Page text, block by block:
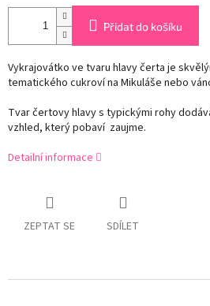
Přidat do košíku
Vykrajovátko ve tvaru hlavy čerta je
tematického cukroví na Mikuláše nebo
Tvar čertovy hlavy s typickými rohy
vzhled, který pobaví zaujme.
Detailní informace
ZEPTAT SE SDÍLET